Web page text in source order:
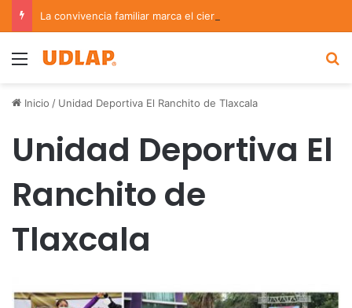
Menu
Inicio / Unidad Deportiva El Ranchito de Tlaxcala
Unidad Deportiva El
Ranchito de
Tlaxcala